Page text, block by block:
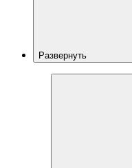
Развернуть